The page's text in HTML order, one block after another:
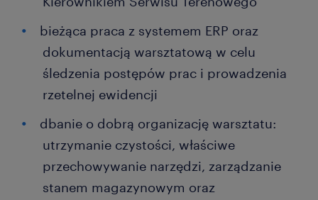
bieżąca praca z systemem ERP oraz
dokumentacją warsztatową w celu
śledzenia postępów prac i prowadzenia
rzetelnej ewidencji
dbanie o dobrą organizację warsztatu:
utrzymanie czystości, właściwe
przechowywanie narzędzi, zarządzanie
stanem magazynowym oraz